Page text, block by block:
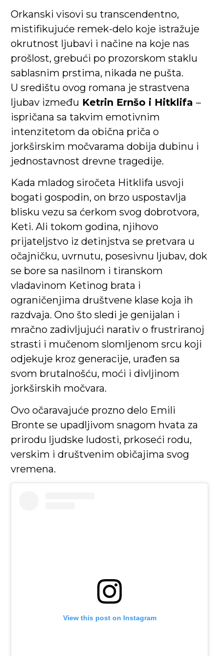
Orkanski visovi su transcendentno,
mistifikujuće remek-delo koje istražuje
okrutnost ljubavi i načine na koje nas
prošlost, grebući po prozorskom staklu
sablasnim prstima, nikada ne pušta.
U središtu ovog romana je strastvena
ljubav između Ketrin Ernšo i Hitklifa–
ispričana sa takvim emotivnim
intenzitetom da obična priča o
jorkširskim močvarama dobija dubinu i
jednostavnost drevne tragedije.
Kada mladog siročeta Hitklifa usvoji
bogati gospodin, on brzo uspostavlja
blisku vezu sa ćerkom svog dobrotvora,
Keti. Ali tokom godina, njihovo
prijateljstvo iz detinjstva se pretvara u
očajničku, uvrnutu, posesivnu ljubav, dok
se bore sa nasilnom i tiranskom
vladavinom Ketinog brata i
ograničenjima društvene klase koja ih
razdvaja. Ono što sledi je genijalan i
mračno zadivljujući narativ o frustriranoj
strasti i mučenom slomljenom srcu koji
odjekuje kroz generacije, urađen sa
svom brutalnošću, moći i divljinom
jorkširskih močvara.
Ovo očaravajuće prozno delo Emili
Bronte se upadljivom snagom hvata za
prirodu ljudske ludosti, prkoseći rodu,
verskim i društvenim običajima svog
vremena.
View this post on Instagram